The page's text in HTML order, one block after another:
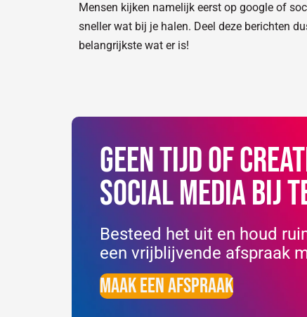
Mensen kijken namelijk eerst op google of
sneller wat bij je halen. Deel deze berichten
belangrijkste wat er is!
Geen tijd of
social media bij
Besteed het uit en houd
een vrijblijvende afspraak
Maak een afspraak